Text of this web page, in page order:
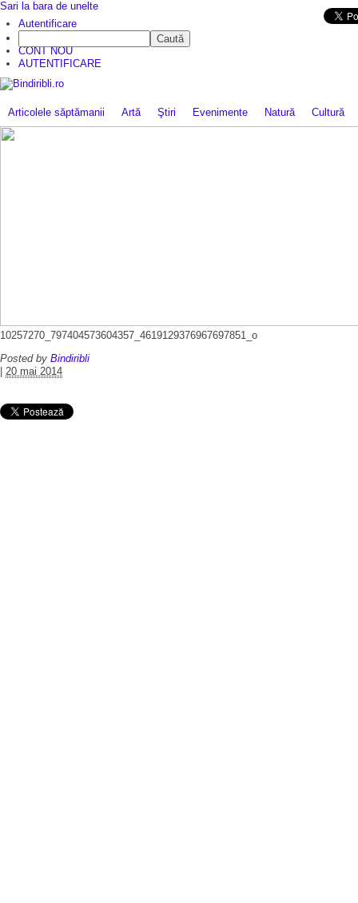
CONT NOU
AUTENTIFICARE
Articolele săptămanii Artă Ştiri Evenimente Natură Cultură
10257270_797404573604357_4619129376967697851_o
Posted by Bindiribli
20 mai 2014
Sari la bara de unelte
Autentificare
Caută